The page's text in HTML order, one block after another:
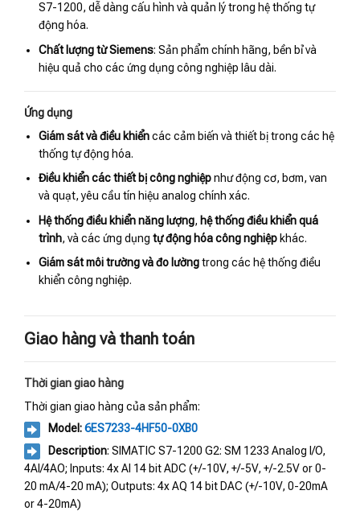
S7-1200, dễ dàng cấu hình và quản lý trong hệ thống tự
động hóa.
Chất lượng từ Siemens: Sản phẩm chính hãng, bền bỉ và
hiệu quả cho các ứng dụng công nghiệp lâu dài.
Ứng dụng
Giám sát và điều khiểncác cảm biến và thiết bị trong các hệ
thống tự động hóa.
Điều khiển các thiết bị công nghiệpnhư động cơ, bơm, van
và quạt, yêu cầu tín hiệu analog chính xác.
Hệ thống điều khiển năng lượng,hệ thống điều khiển quá
trình, và các ứng dụngtự động hóa công nghiệpkhác.
Giám sát môi trường và đo lườngtrong các hệ thống điều
khiển công nghiệp.
Giao hàng và thanh toán
Thời gian giao hàng
Thời gian giao hàng của sản phẩm:
Model:6ES7233-4HF50-0XB0
Description: SIMATIC S7-1200 G2: SM 1233 Analog I/O,
4AI/4AO; Inputs: 4x AI 14 bit ADC (+/-10V, +/-5V, +/-2.5V or 0-
20 mA/4-20 mA); Outputs: 4x AQ 14 bit DAC (+/-10V, 0-20mA
or 4-20mA)